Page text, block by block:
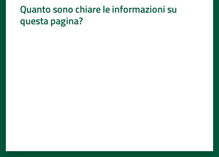
Per
cittadini
Quanto sono chiare le informazioni su
questa pagina?